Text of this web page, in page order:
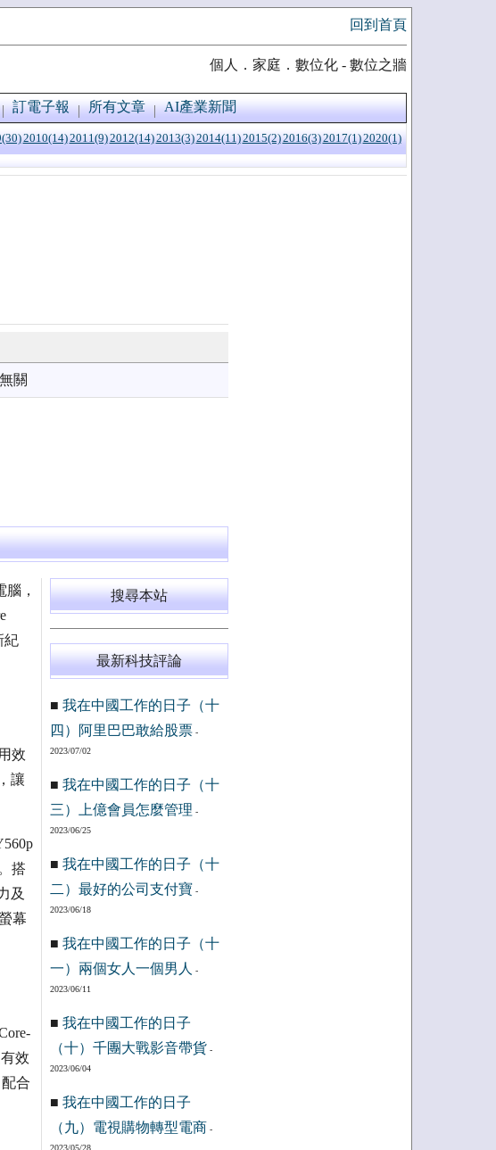
回到首頁
個人．家庭．數位化 - 數位之牆
訂電子報 所有文章 AI產業新聞
2010(14)2011(9)2012(14)2013(3)2014(11)2015(2)2016(3)2017(1)2020(1)
關
，
紀
效
讓
搭
及
幕
效
合
搜尋本站
最新科技評論
■ 我在中國工作的日子（十
四）阿里巴巴敢給股票-
2023/07/02
■ 我在中國工作的日子（十
三）上億會員怎麼管理 -
2023/06/25
■ 我在中國工作的日子（十
二）最好的公司支付寶 -
2023/06/18
■ 我在中國工作的日子（十
一）兩個女人一個男人
-
2023/06/11
■ 我在中國工作的日子
（十）千團大戰影音帶貨 -
2023/06/04
■ 我在中國工作的日子
（九）電視購物轉型電商 -
2023/05/28